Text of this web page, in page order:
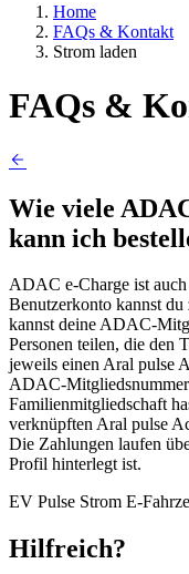
Home
FAQs & Kontakt
Strom laden
FAQs &
Wie viele
kann ich
ADAC e-Charge ist
Benutzerkonto kannst du
kannst deine ADAC-
Personen teilen, die den
jeweils einen Aral pulse
ADAC-
Familienmitgliedschaft
verknüpften Aral pulse
Die Zahlungen laufen
Profil hinterlegt ist.
EV Pulse Strom E-
Hilfreich?